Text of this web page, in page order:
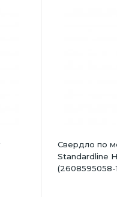
Свердло по
Standardline
(2608595058-